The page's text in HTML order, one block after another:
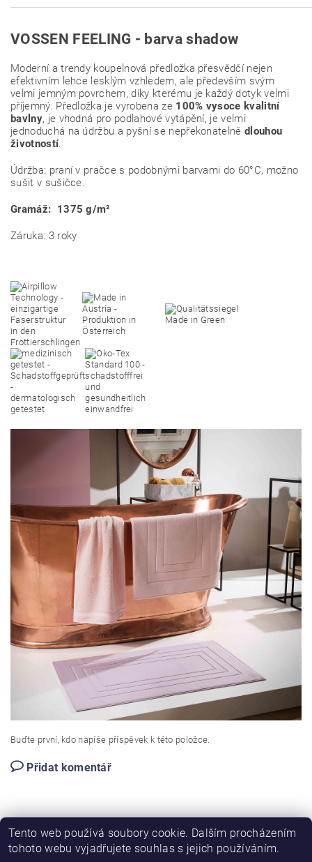
VOSSEN FEELING - barva shadow
Moderní a trendy koupelnová předložka přesvědčí nejen
efektivním lehce lesklým vzhledem, ale především svým
velmi jemným povrchem, díky kterému je každý dotyk velmi
příjemný. Předložka je vyrobena ze 100% vysoce kvalitní
bavlny, je vhodná pro podlahové vytápění, je velmi
jednoduchá na údržbu a pyšní se nepřekonatelnědlouhou
životností.
Údržba: praní v pračce s podobnými barvami do 60°C, možno
sušit v sušičce.
Gramáž: 1375g/m²
Záruka: 3 roky
Buďte první, kdo napíše příspěvek k této položce.
Přidat komentář
Tento web používá soubory cookie. Dalším procházením
tohoto webu vyjadřujete souhlas s jejich používáním.